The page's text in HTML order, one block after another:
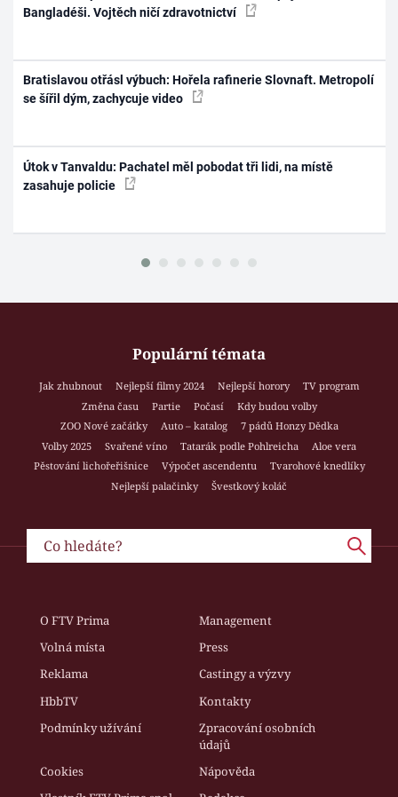
Bangladéši. Vojtěch ničí zdravotnictví
Bratislavou otřásl výbuch: Hořela rafinerie Slovnaft. Metropolí
se šířil dým, zachycuje video
Útok v Tanvaldu: Pachatel měl pobodat tři lidi, na místě
zasahuje policie
Populární témata
Jak zhubnout Nejlepší filmy 2024 Nejlepší horory
TV program
Změna času
Partie Počasí
Kdy budou volby
ZOO Nové začátky
Auto – katalog
7 pádů Honzy Dědka
Volby 2025
Svařené víno Tatarák podle Pohlreicha
Aloe vera
Pěstování lichořeřišnice
Výpočet ascendentu
Tvarohové knedlíky
Nejlepší palačinky
Švestkový koláč
O FTV Prima
Management
Volná místa
Press
Reklama
Castingy a výzvy
HbbTV
Kontakty
Podmínky užívání
Zpracování osobních
údajů
Cookies
Nápověda